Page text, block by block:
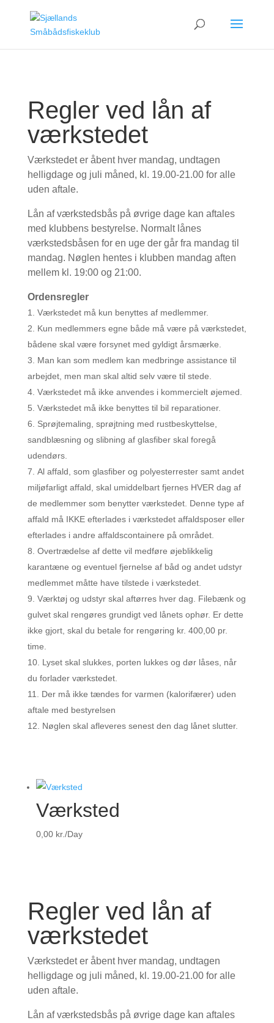
Regler ved lån af
værkstedet
Værkstedet er åbent hver mandag, undtagen
helligdage og juli måned, kl. 19.00-21.00 for alle
uden aftale.
Lån af værkstedsbås på øvrige dage kan aftales
med klubbens bestyrelse. Normalt lånes
værkstedsbåsen for en uge der går fra mandag til
mandag. Nøglen hentes i klubben mandag aften
mellem kl. 19:00 og 21:00.
Ordensregler
Værkstedet må kun benyttes af medlemmer.
Kun medlemmers egne både må være på værkstedet,
bådene skal være forsynet med gyldigt årsmærke.
Man kan som medlem kan medbringe assistance til
arbejdet, men man skal altid selv være til stede.
Værkstedet må ikke anvendes i kommercielt øjemed.
Værkstedet må ikke benyttes til bil reparationer.
Sprøjtemaling, sprøjtning med rustbeskyttelse,
sandblæsning og slibning af glasfiber skal foregå
udendørs.
Al affald, som glasfiber og polyesterrester samt andet
miljøfarligt affald, skal umiddelbart fjernes HVER dag af
de medlemmer som benytter værkstedet. Denne type af
affald må IKKE efterlades i værkstedet affaldsposer eller
efterlades i andre affaldscontainere på området.
Overtrædelse af dette vil medføre øjeblikkelig
karantæne og eventuel fjernelse af båd og andet udstyr
medlemmet måtte have tilstede i værkstedet.
Værktøj og udstyr skal aftørres hver dag. Filebænk og
gulvet skal rengøres grundigt ved lånets ophør. Er dette
ikke gjort, skal du betale for rengøring kr. 400,00 pr.
time.
Lyset skal slukkes, porten lukkes og dør låses, når
du forlader værkstedet.
Der må ikke tændes for varmen (kalorifærer) uden
aftale med bestyrelsen
Nøglen skal afleveres senest den dag lånet slutter.
Værksted
0,00 kr./Day
Regler ved lån af
værkstedet
Værkstedet er åbent hver mandag, undtagen
helligdage og juli måned, kl. 19.00-21.00 for alle
uden aftale.
Lån af værkstedsbås på øvrige dage kan aftales